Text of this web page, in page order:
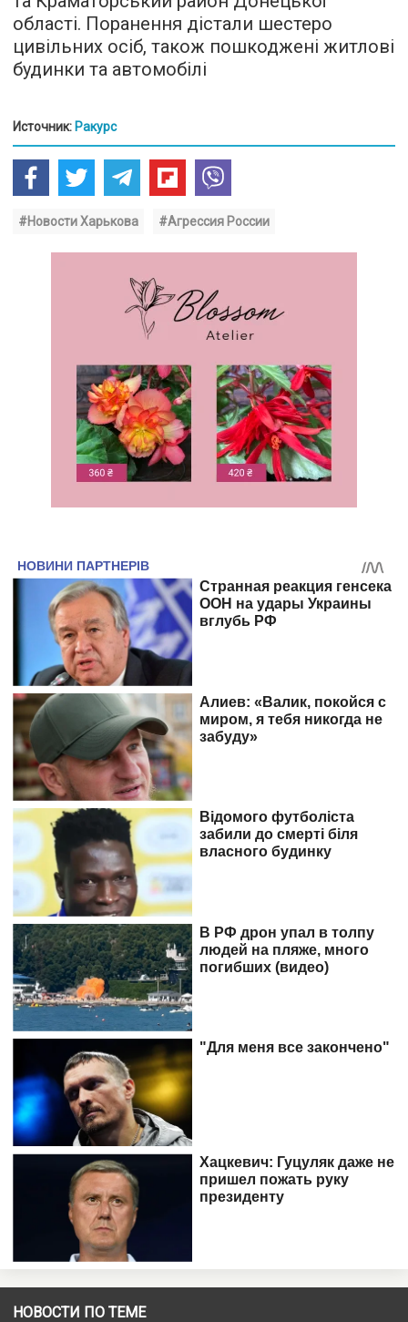
області. Поранення дістали шестеро
цивільних осіб, також пошкоджені житлові
будинки та автомобілі
Источник: Ракурс
#Новости Харькова #Агрессия России
НОВОСТИ ПО ТЕМЕ